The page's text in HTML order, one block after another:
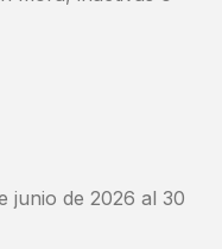
junio de 2026 al 30